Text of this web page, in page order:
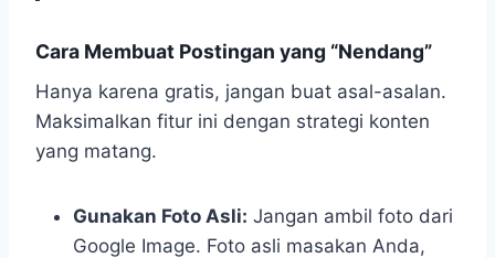
Cara Membuat Postingan yang “Nendang”
Hanya karena gratis, jangan buat asal-asalan.
Maksimalkan fitur ini dengan strategi konten
yang matang.
Gunakan Foto Asli: Jangan ambil foto dari
Google Image. Foto asli masakan Anda,